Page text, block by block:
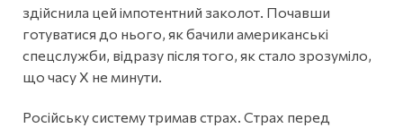
здійснила цей імпотентний заколот. Почавши
готуватися до нього, як бачили американські
спецслужби, відразу після того, як стало зрозуміло,
що часу Х не минути.
Російську систему тримав страх. Страх перед